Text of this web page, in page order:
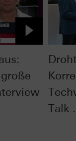
Talk